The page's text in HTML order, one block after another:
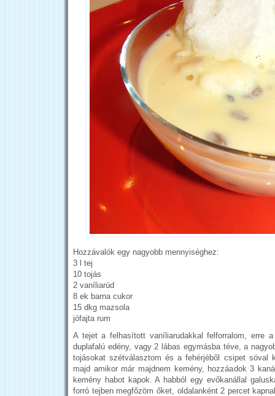
Hozzávalók egy nagyobb mennyiséghez:
3 l tej
10 tojás
2 vaníliarúd
8 ek barna cukor
15 dkg mazsola
jófajta rum
A tejet a felhasított vaníliarudakkal felforralom, erre a
duplafalú edény, vagy 2 lábas egymásba téve, a
tojásokat szétválasztom és a fehérjéből csipet sóval
majd amikor már majdnem kemény, hozzáadok 3
kemény habot kapok. A habból egy evőkanállal
forró tejben megfőzöm őket, oldalanként 2 percet